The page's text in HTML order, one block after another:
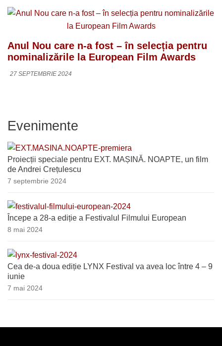
Anul Nou care n-a fost – în selecția pentru
nominalizările la European Film Awards
27 SEPTEMBRIE 2024
Evenimente
Proiecții speciale pentru EXT. MAȘINĂ. NOAPTE, un film
de Andrei Crețulescu
7 septembrie 2024
Începe a 28-a ediție a Festivalul Filmului European
8 mai 2024
Cea de-a doua ediție LYNX Festival va avea loc între 4 – 9
iunie
7 mai 2024